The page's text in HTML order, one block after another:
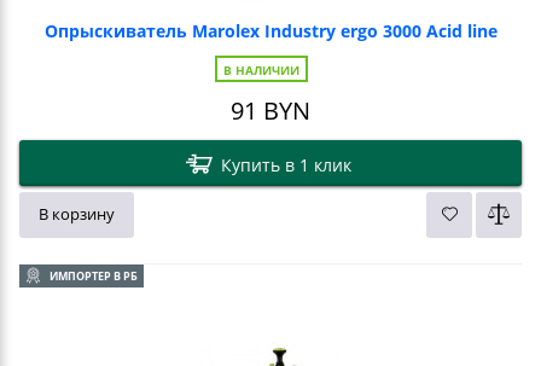
Опрыскиватель Marolex Industry ergo 3000 Acid line
В НАЛИЧИИ
91 BYN
Купить в 1 клик
В корзину
ИМПОРТЕР В РБ